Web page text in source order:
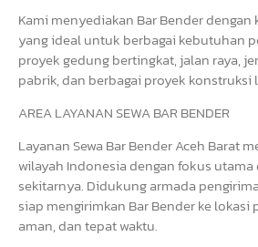
Kami menyediakan Bar Bender
yang ideal untuk berbagai kebutuhan
proyek gedung bertingkat, jalan raya,
pabrik, dan berbagai proyek konstruksi
AREA LAYANAN SEWA BAR BENDER
Layanan Sewa Bar Bender Aceh Barat
wilayah Indonesia dengan fokus utama
sekitarnya. Didukung armada
siap mengirimkan Bar Bender ke lokasi
aman, dan tepat waktu.